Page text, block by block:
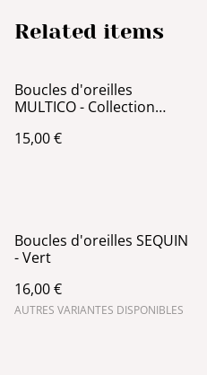
Related items
Boucles d'oreilles
MULTICO - Collection
Bleu
15,00 €
Boucles d'oreilles SEQUIN
- Vert
16,00 €
AUTRES VARIANTES DISPONIBLES